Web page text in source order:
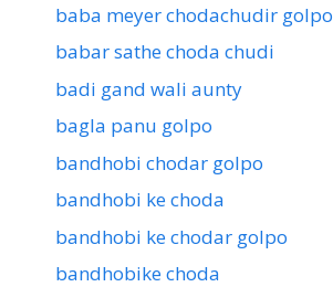
baba meyer chodachudir golpo
babar sathe choda chudi
badi gand wali aunty
bagla panu golpo
bandhobi chodar golpo
bandhobi ke choda
bandhobi ke chodar golpo
bandhobike choda